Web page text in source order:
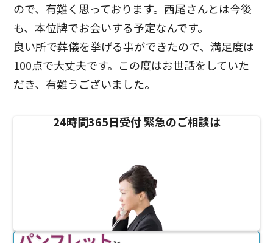
ので、有難く思っております。西尾さんとは今後
も、本位牌でお会いする予定なんです。
良い所で葬儀を挙げる事ができたので、満足度は
100点で大丈夫です。この度はお世話をしていた
だき、有難うございました。
24時間365日受付緊急のご相談は